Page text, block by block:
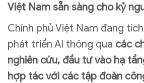
Việt Nam sẵn sàng cho kỷ
Chính phủ Việt Nam đang
phát triển AI thông qua các
nghiên cứu, đầu tư vào hạ
hợp tác với các tập đoàn